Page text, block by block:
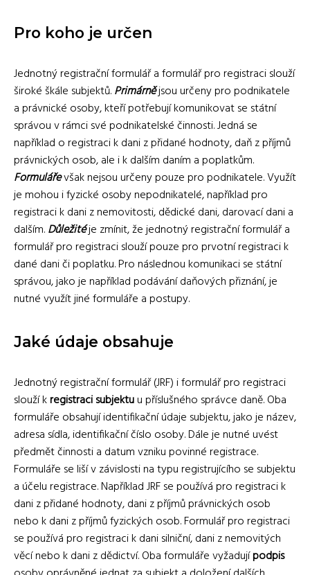
Pro koho je určen
Jednotný registrační formulář a formulář pro registraci slouží
široké škále subjektů.Primárnějsou určeny pro podnikatele
a právnické osoby, kteří potřebují komunikovat se státní
správou v rámci své podnikatelské činnosti. Jedná se
například o registraci k dani z přidané hodnoty, daň z příjmů
právnických osob, ale i k dalším daním a poplatkům.
Formulářevšak nejsou určeny pouze pro podnikatele. Využít
je mohou i fyzické osoby nepodnikatelé, například pro
registraci k dani z nemovitosti, dědické dani, darovací dani a
dalším.Důležitéje zmínit, že jednotný registrační formulář a
formulář pro registraci slouží pouze pro prvotní registraci k
dané dani či poplatku. Pro následnou komunikaci se státní
správou, jako je například podávání daňových přiznání, je
nutné využít jiné formuláře a postupy.
Jaké údaje obsahuje
Jednotný registrační formulář (JRF) i formulář pro registraci
slouží kregistraci subjektuu příslušného správce daně. Oba
formuláře obsahují identifikační údaje subjektu, jako je název,
adresa sídla, identifikační číslo osoby. Dále je nutné uvést
předmět činnosti a datum vzniku povinné registrace.
Formuláře se liší v závislosti na typu registrujícího se subjektu
a účelu registrace. Například JRF se používá pro registraci k
dani z přidané hodnoty, dani z příjmů právnických osob
nebo k dani z příjmů fyzických osob. Formulář pro registraci
se používá pro registraci k dani silniční, dani z nemovitých
věcí nebo k dani z dědictví. Oba formuláře vyžadujípodpis